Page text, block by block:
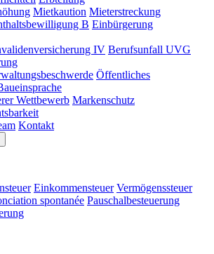
Mietkaution Mieterstreckung
B Einbürgerung
IV Berufsunfall UVG
Öffentliches
Wettbewerb Markenschutz
Kontakt
Einkommensteuer Vermögenssteuer
spontanée Pauschalbesteuerung